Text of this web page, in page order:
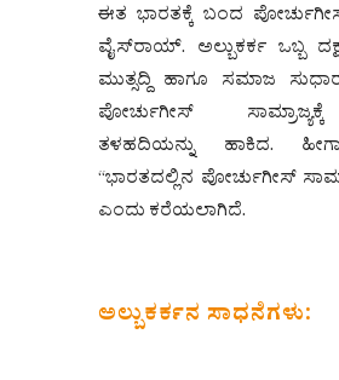
ಈತ ಭಾರತಕ್ಕೆ ಬಂದ
ವೈಸ್‌ರಾಯ್. ಅಲ್ಬುಕರ್ಕ ಒಬ್ಬ
ಮುತ್ಸದ್ದಿ ಹಾಗೂ ಸಮಾಜ
ಪೋರ್ಚುಗೀಸ್
ತಳಹದಿಯನ್ನು ಹಾಕಿದ.
“ಭಾರತದಲ್ಲಿನ ಪೋರ್ಚುಗೀಸ್
ಎಂದು ಕರೆಯಲಾಗಿದೆ.
ಅಲ್ಬುಕರ್ಕನ ಸಾಧನೆಗಳು: